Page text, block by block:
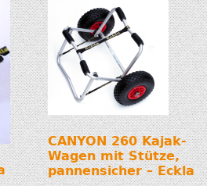
CANYON 260 Kajak-
Wagen mit Stütze,
pannensicher – Eckla